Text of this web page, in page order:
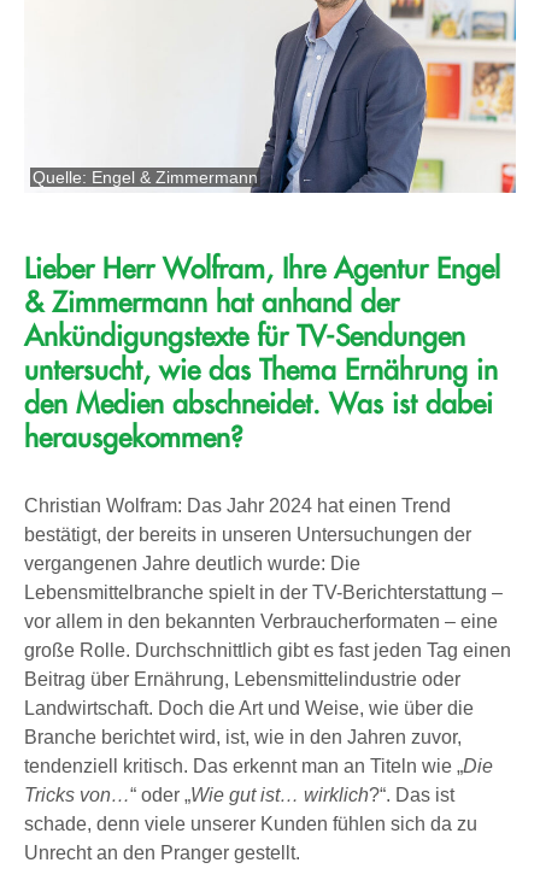
Quelle: Engel & Zimmermann
Lieber Herr Wolfram, Ihre Agentur Engel
& Zimmermann hat anhand der
Ankündigungstexte für TV-Sendungen
untersucht, wie das Thema Ernährung in
den Medien abschneidet. Was ist dabei
herausgekommen?
Christian Wolfram: Das Jahr 2024 hat einen Trend
bestätigt, der bereits in unseren Untersuchungen der
vergangenen Jahre deutlich wurde: Die
Lebensmittelbranche spielt in der TV-Berichterstattung –
vor allem in den bekannten Verbraucherformaten – eine
große Rolle. Durchschnittlich gibt es fast jeden Tag einen
Beitrag über Ernährung, Lebensmittelindustrie oder
Landwirtschaft. Doch die Art und Weise, wie über die
Branche berichtet wird, ist, wie in den Jahren zuvor,
tendenziell kritisch. Das erkennt man an Titeln wie „Die
Tricks von…“ oder „Wie gut ist… wirklich?“. Das ist
schade, denn viele unserer Kunden fühlen sich da zu
Unrecht an den Pranger gestellt.